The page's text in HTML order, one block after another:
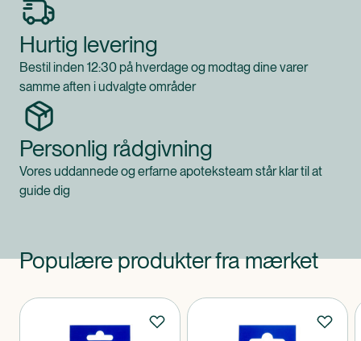
Hurtig levering
Bestil inden 12:30 på hverdage og modtag dine varer
samme aften i udvalgte områder
Personlig rådgivning
Vores uddannede og erfarne apoteksteam står klar til at
guide dig
Populære produkter fra mærket
Produkter